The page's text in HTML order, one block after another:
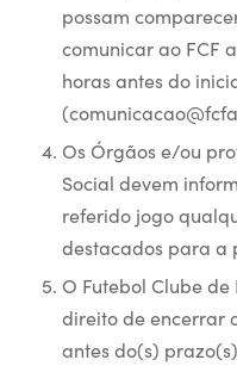
possam
comunicar ao FCF
horas antes do
(
Os Órgãos e/ou
Social devem
referido jogo
destacados para a
O Futebol Clube
direito de encerrar
antes do(s)